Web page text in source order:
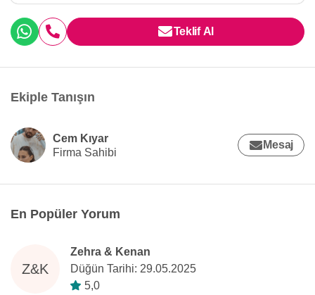
Teklif Al
Ekiple Tanışın
Cem Kıyar
Firma Sahibi
Mesaj
En Popüler Yorum
Z&K
Zehra & Kenan
Düğün Tarihi: 29.05.2025
5,0